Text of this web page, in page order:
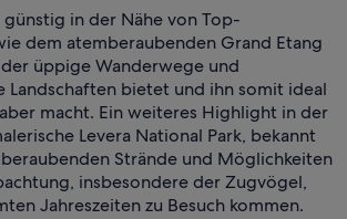
in der Nähe von Top-
dem atemberaubenden Grand Etang
üppige Wanderwege und
Landschaften bietet und ihn somit ideal
macht. Ein weiteres Highlight in der
Levera National Park, bekannt
Strände und Möglichkeiten
insbesondere der Zugvögel,
Jahreszeiten zu Besuch kommen.